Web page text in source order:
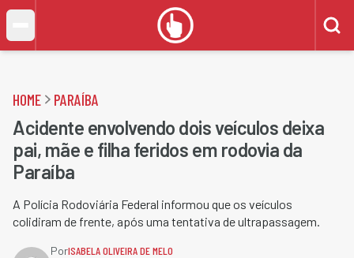
HOME PARAÍBA
Acidente envolvendo dois veículos deixa
pai, mãe e filha feridos em rodovia da
Paraíba
A Polícia Rodoviária Federal informou que os veículos
colidiram de frente, após uma tentativa de ultrapassagem.
PorISABELA OLIVEIRA DE MELO